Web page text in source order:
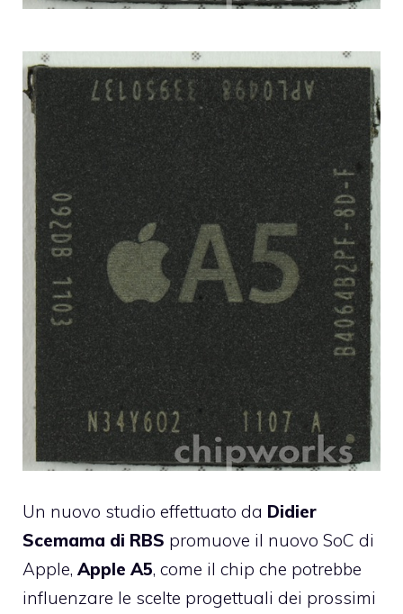
Un nuovo studio effettuato da Didier
Scemama di RBS promuove il nuovo SoC di
Apple, Apple A5, come il chip che potrebbe
influenzare le scelte progettuali dei prossimi